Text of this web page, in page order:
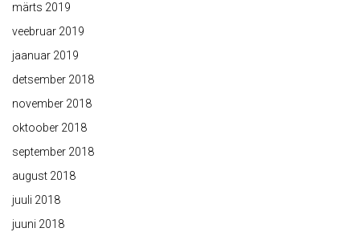
märts 2019
veebruar 2019
jaanuar 2019
detsember 2018
november 2018
oktoober 2018
september 2018
august 2018
juuli 2018
juuni 2018